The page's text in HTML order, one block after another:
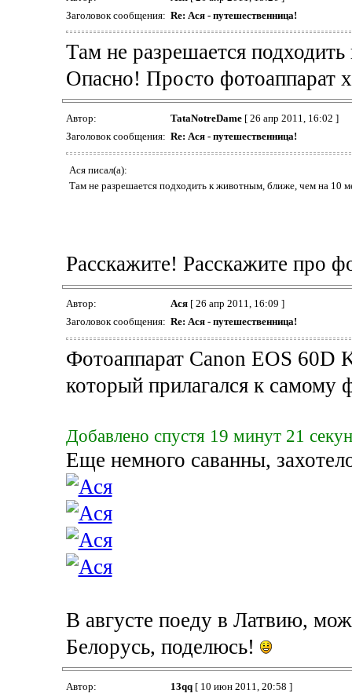
Заголовок сообщения: Re: Ася - путешественница!
Там не разрешается
Опасно! Просто фотоаппарат
Автор: TataNotreDame[ 26 апр 2011, 16:02 ]
Заголовок сообщения: Re: Ася - путешественница!
Ася писал(а):
Там не разрешается подходить к животным, ближе, чем на
Расскажите! Расскажите про
Автор: Ася[ 26 апр 2011, 16:09 ]
Заголовок сообщения: Re: Ася - путешественница!
Фотоаппарат Canon EOS 60D
который прилагался к самому
Добавлено спустя 19 минут 21
Еще немного саванны,
В августе поеду в Латвию,
Белорусь, поделюсь!
Автор: 13qq[ 10 июн 2011, 20:58 ]